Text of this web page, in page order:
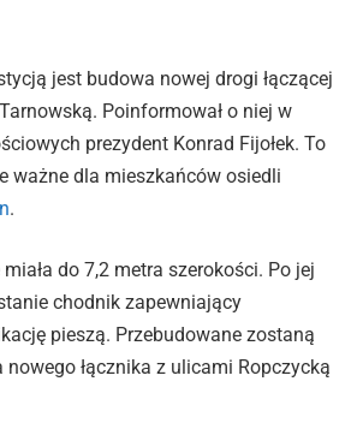
jest budowa nowej drogi łączącej
Poinformował o niej w
prezydent Konrad Fijołek. To
ważne dla mieszkańców osiedli
.
do 7,2 metra szerokości. Po jej
chodnik zapewniający
pieszą. Przebudowane zostaną
łącznika z ulicami Ropczycką